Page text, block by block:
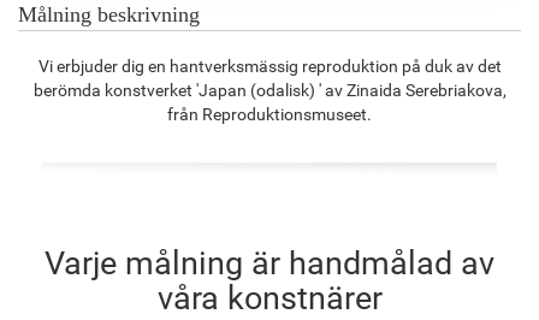
1 318.11kr 1 023.70kr 1 475.98kr 1 328.55kr
Målning beskrivning
Vi erbjuder dig en hantverksmässig reproduktion på duk av det
berömda konstverket 'Japan (odalisk) ' av Zinaida Serebriakova,
från Reproduktionsmuseet.
Varje målning är handmålad av
våra konstnärer